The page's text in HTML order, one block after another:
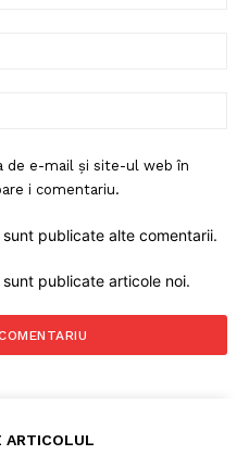
de e-mail și site-ul web în
i comentariu.
publicate alte comentarii.
publicate articole noi.
ARTICOLUL